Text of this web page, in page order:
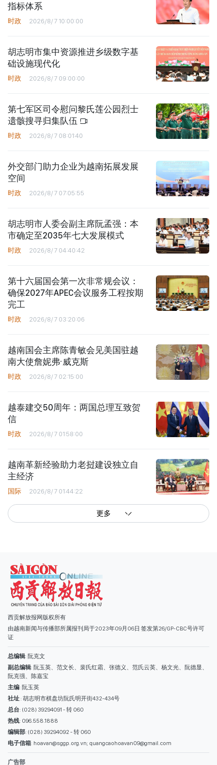
指标体系
时政 2026/8/7 10:00:00
胡志明市集中资源推进乡级数字基
础设施现代化
时政 2026/8/7 09:00:00
第七军区司令慰问黎氏莲公园烈士
遗骸搜寻归集队伍
时政 2026/8/7 08:01:40
外交部门助力企业为越南拓展发展
空间
时政 2026/8/7 07:05:55
胡志明市人委会副主席阮孟强：本
市确定至2035年七大发展模式
时政 2026/8/7 04:40:42
第十六届国会第一次非常规会议：
确保2027年APEC会议服务工程按期
完工
时政 2026/8/7 03:20:06
越南国会主席陈青敏会见美国驻越
南大使詹妮弗·威克斯
时政 2026/8/7 02:15:00
越泰建交50周年：两国总理互致贺
信
时政 2026/8/7 01:58:00
越南革新经验助力老挝建设独立自
主经济
国际 2026/8/7 01:44:22
更多
西贡解放报网版权所有
由越南新闻与传播部所属报刊局于2023年09月06日 签发第26/GP-CBC号许可
证
总编辑